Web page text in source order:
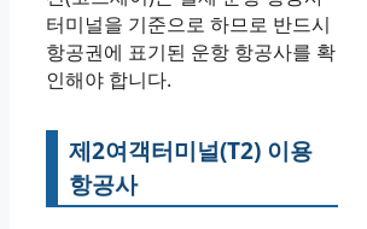
터미널을 기준으로 하므로 반드시
항공권에 표기된 운항 항공사를 확
인해야 합니다.
제2여객터미널(T2) 이용
항공사